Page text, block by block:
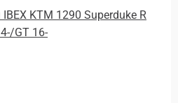
KTM 1290 Superduke R
GT 16-